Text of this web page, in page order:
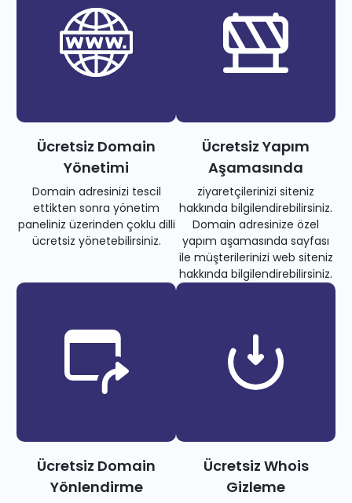
Ücretsiz Domain
Yönetimi
Domain adresinizi tescil
ettikten sonra yönetim
paneliniz üzerinden çoklu dilli
ücretsiz yönetebilirsiniz.
Ücretsiz Yapım
Aşamasında
ziyaretçilerinizi siteniz
hakkında bilgilendirebilirsiniz.
Domain adresinize özel
yapım aşamasında sayfası
ile müşterilerinizi web siteniz
hakkında bilgilendirebilirsiniz.
Ücretsiz Domain
Yönlendirme
Ücretsiz Whois
Gizleme